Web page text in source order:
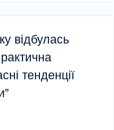
відбулась
тенденції